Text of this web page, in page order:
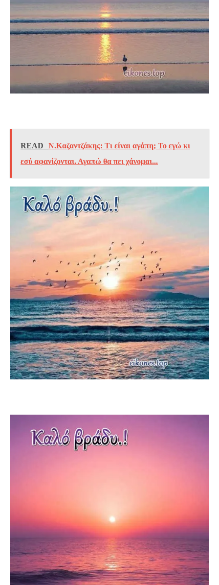
READ
Ν.Καζαντζάκης: Τι είναι αγάπη; Το εγώ κι
εσύ αφανίζονται. Αγαπώ θα πει χάνομαι...